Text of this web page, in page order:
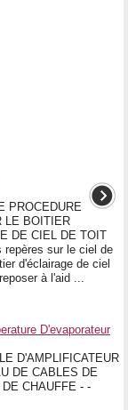
PROCEDURE
LE BOITIER
DE CIEL DE TOIT
repères sur le ciel de
d'éclairage de ciel
à l'aid ...
D'evaporateur
D'AMPLIFICATEUR
DE CABLES DE
CHAUFFE - -